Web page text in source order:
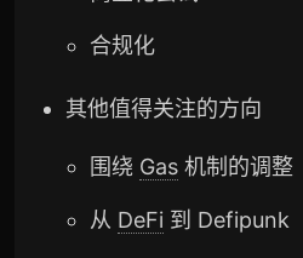
合规化
其他值得关注的方向
围绕 Gas 机制的调整
从 DeFi 到 Defipunk